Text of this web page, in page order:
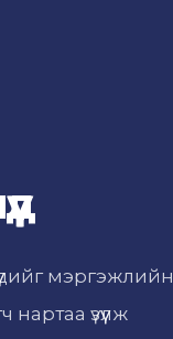
мэргэжлийн
нартаа үзүүлж